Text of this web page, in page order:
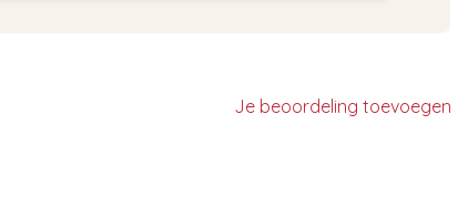
Je beoordeling toevoegen